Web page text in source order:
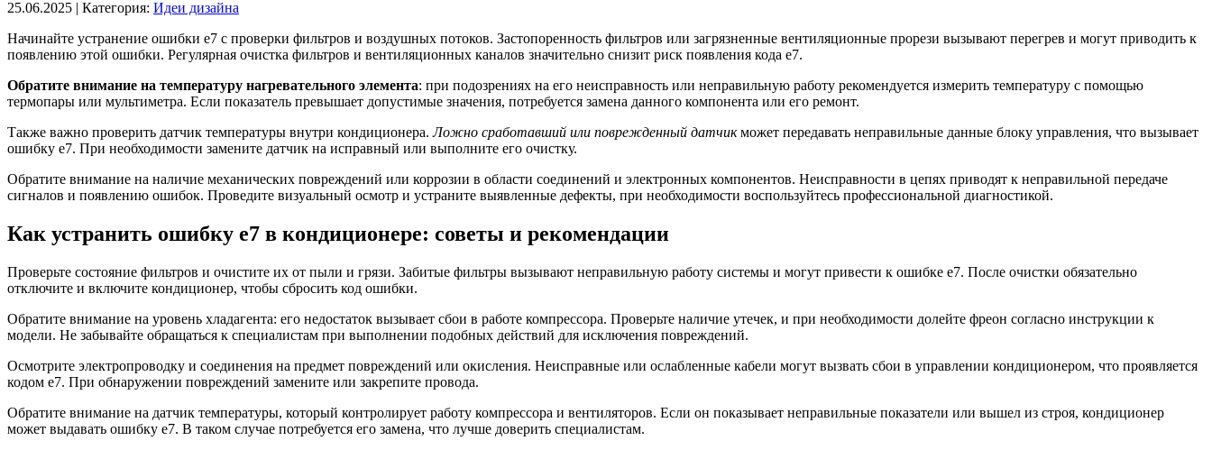
25.06.2025 | Категория: Идеи дизайна
Начинайте устранение ошибки e7 с проверки фильтров и воздушных потоков. Застопоренность фильтров или загрязненные вентиляционные прорези вызывают перегрев и могут приводить к
появлению этой ошибки. Регулярная очистка фильтров и вентиляционных каналов значительно снизит риск появления кода e7.
Обратите внимание на температуру нагревательного элемента: при подозрениях на его неисправность или неправильную работу рекомендуется измерить температуру с помощью
термопары или мультиметра. Если показатель превышает допустимые значения, потребуется замена данного компонента или его ремонт.
Также важно проверить датчик температуры внутри кондиционера.Ложно сработавший или поврежденный датчикможет передавать неправильные данные блоку управления, что вызывает
ошибку e7. При необходимости замените датчик на исправный или выполните его очистку.
Обратите внимание на наличие механических повреждений или коррозии в области соединений и электронных компонентов. Неисправности в цепях приводят к неправильной передаче
сигналов и появлению ошибок. Проведите визуальный осмотр и устраните выявленные дефекты, при необходимости воспользуйтесь профессиональной диагностикой.
Как устранить ошибку e7 в кондиционере: советы и рекомендации
Проверьте состояние фильтров и очистите их от пыли и грязи. Забитые фильтры вызывают неправильную работу системы и могут привести к ошибке e7. После очистки обязательно
отключите и включите кондиционер, чтобы сбросить код ошибки.
Обратите внимание на уровень хладагента: его недостаток вызывает сбои в работе компрессора. Проверьте наличие утечек, и при необходимости долейте фреон согласно инструкции к
модели. Не забывайте обращаться к специалистам при выполнении подобных действий для исключения повреждений.
Осмотрите электропроводку и соединения на предмет повреждений или окисления. Неисправные или ослабленные кабели могут вызвать сбои в управлении кондиционером, что проявляется
кодом e7. При обнаружении повреждений замените или закрепите провода.
Обратите внимание на датчик температуры, который контролирует работу компрессора и вентиляторов. Если он показывает неправильные показатели или вышел из строя, кондиционер
может выдавать ошибку e7. В таком случае потребуется его замена, что лучше доверить специалистам.